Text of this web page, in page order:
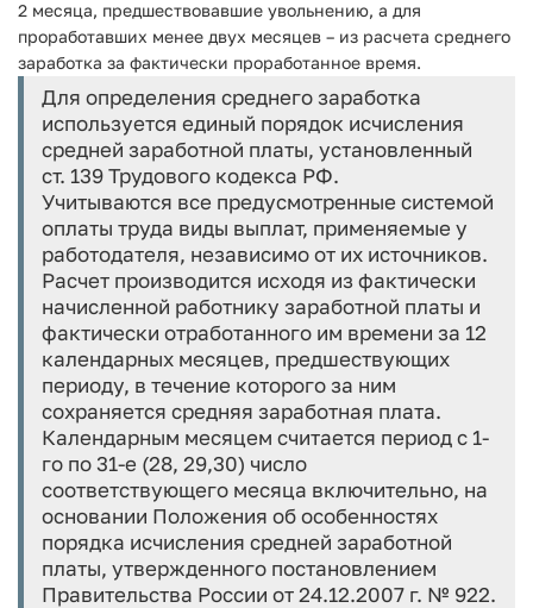
2 месяца, предшествовавшие увольнению, а для
проработавших менее двух месяцев – из расчета среднего
заработка за фактически проработанное время.
Для определения среднего заработка
используется единый порядок исчисления
средней заработной платы, установленный
ст. 139 Трудового кодекса РФ.
Учитываются все предусмотренные системой
оплаты труда виды выплат, применяемые у
работодателя, независимо от их источников.
Расчет производится исходя из фактически
начисленной работнику заработной платы и
фактически отработанного им времени за 12
календарных месяцев, предшествующих
периоду, в течение которого за ним
сохраняется средняя заработная плата.
Календарным месяцем считается период с 1-
го по 31-е (28, 29,30) число
соответствующего месяца включительно, на
основании Положения об особенностях
порядка исчисления средней заработной
платы, утвержденного постановлением
Правительства России от 24.12.2007 г. № 922.